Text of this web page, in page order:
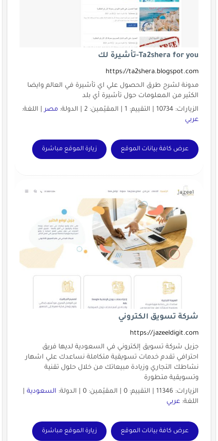
Ta2shera for you-تأشيرة لك
https://ta2shera.blogspot.com
مدونة لشرح طرق الحصول علي اي تأشيرة في العالم وايضا
الكثير من المعلومات حول تأشيرة أي بلد
الزيارات: 10734 | التقييم: 1 | المقيّمين: 2 | الدولة:
مصر| اللغة:
عربي
عرض كافة بيانات الموقع زيارة الموقع مباشرة
شركة تسويق الكتروني
https://jazeeldigit.com
جزيل شركة تسويق إلكتروني في السعودية لديها فريق
احترافي تقدم خدمات تسويقية متكاملة نساعدك علي اشهار
نشاطك التجاري وزيادة مبيعاتك من خلال حلول تقنية
وتسويقية متطورة
الزيارات: 11346 | التقييم: 0 | المقيّمين: 0 | الدولة:
السعودية|
اللغة: عربي
عرض كافة بيانات الموقع زيارة الموقع مباشرة